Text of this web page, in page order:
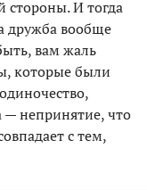
стороны. И тогда
дружба вообще
вам жаль
которые были
— непринятие, что
с тем,